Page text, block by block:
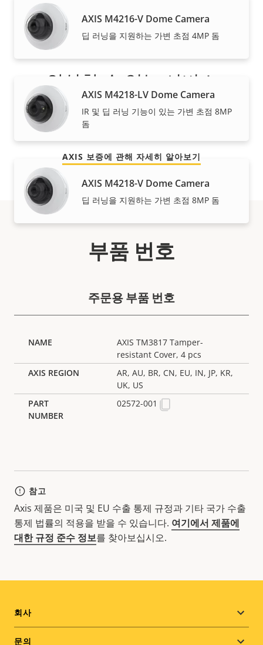
AXIS M4216-V Dome Camera
딥 러닝을 지원하는 가변 초점 4MP 돔
AXIS M4218-LV Dome Camera
IR 및 딥 러닝 기능이 있는 가변 초점 8MP
돔
AXIS M4218-V Dome Camera
딥 러닝을 지원하는 가변 초점 8MP 돔
안심할 수 있는 서비스
당사의 3년 보증으로 문제 없는 소유와 비용 관리가 이루
어집니다.
AXIS 보증에 관해 자세히 알아보기
부품 번호
주문용 부품 번호
AXIS TM3817 Tamper-
resistant Cover, 4 pcs
AR, AU, BR, CN, EU, IN, JP, KR,
UK, US
02572-001
참고
Axis 제품은 미국 및 EU 수출 통제 규정과 기타 국가 수출
통제 법률의 적용을 받을 수 있습니다. 여기에서 제품에
대한 규정 준수 정보를 찾아보십시오.
Footer
회사
문의